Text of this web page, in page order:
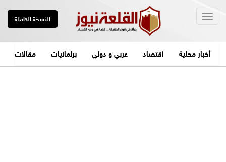
النسخة الكاملة
أخبار محلية اقتصاد عربي و دولي برلمانيات مقالات